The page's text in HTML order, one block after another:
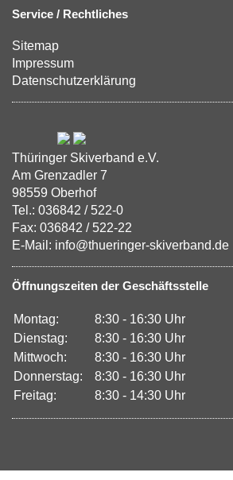
Service / Rechtliches
Sitemap
Impressum
Datenschutzerklärung
Thüringer Skiverband e.V.
Am Grenzadler 7
98559 Oberhof
Tel.: 036842 / 522-0
Fax: 036842 / 522-22
E-Mail: info@thueringer-skiverband.de
Öffnungszeiten der Geschäftsstelle
Montag:
8:30 - 16:30 Uhr
Dienstag:
8:30 - 16:30 Uhr
Mittwoch:
8:30 - 16:30 Uhr
Donnerstag:
8:30 - 16:30 Uhr
Freitag:
8:30 - 14:30 Uhr